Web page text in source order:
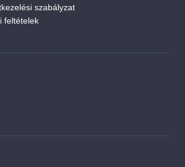
szabályzat
feltételek